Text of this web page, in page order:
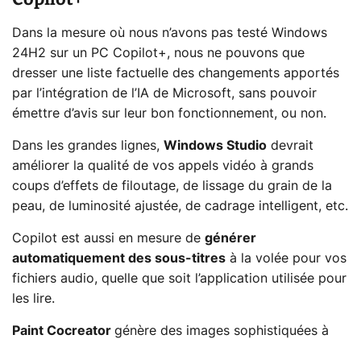
Dans la mesure où nous n’avons pas testé Windows
24H2 sur un PC Copilot+, nous ne pouvons que
dresser une liste factuelle des changements apportés
par l’intégration de l’IA de Microsoft, sans pouvoir
émettre d’avis sur leur bon fonctionnement, ou non.
Dans les grandes lignes, Windows Studio devrait
améliorer la qualité de vos appels vidéo à grands
coups d’effets de filoutage, de lissage du grain de la
peau, de luminosité ajustée, de cadrage intelligent, etc.
Copilot est aussi en mesure de générer
automatiquement des sous-titres à la volée pour vos
fichiers audio, quelle que soit l’application utilisée pour
les lire.
Paint Cocreator génère des images sophistiquées à